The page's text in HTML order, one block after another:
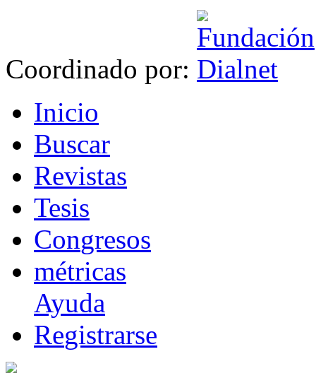
Coordinado por:
Inicio
Buscar
Revistas
Tesis
Congresos
métricas
Ayuda
Registrarse